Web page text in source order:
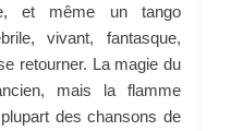
et même un tango
vivant, fantasque,
retourner. La magie du
mais la flamme
des chansons de